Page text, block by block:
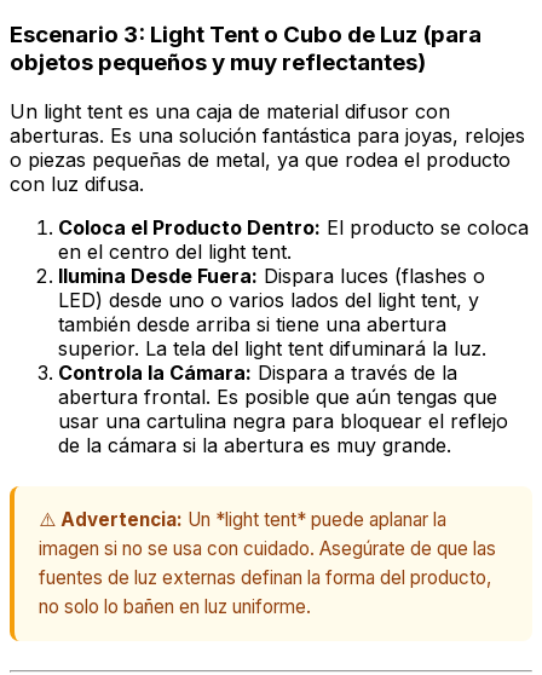
Escenario 3: Light Tent o Cubo de Luz (para
objetos pequeños y muy reflectantes)
Un light tent es una caja de material difusor con
aberturas. Es una solución fantástica para joyas, relojes
o piezas pequeñas de metal, ya que rodea el producto
con luz difusa.
Coloca el Producto Dentro: El producto se coloca
en el centro del light tent.
Ilumina Desde Fuera: Dispara luces (flashes o
LED) desde uno o varios lados del light tent, y
también desde arriba si tiene una abertura
superior. La tela del light tent difuminará la luz.
Controla la Cámara: Dispara a través de la
abertura frontal. Es posible que aún tengas que
usar una cartulina negra para bloquear el reflejo
de la cámara si la abertura es muy grande.
⚠️ Advertencia: Un *light tent* puede aplanar la
imagen si no se usa con cuidado. Asegúrate de que las
fuentes de luz externas definan la forma del producto,
no solo lo bañen en luz uniforme.